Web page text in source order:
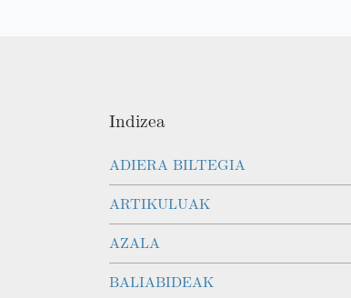
Indizea
ADIERA BILTEGIA
ARTIKULUAK
AZALA
BALIABIDEAK